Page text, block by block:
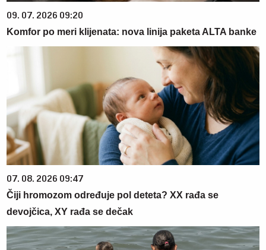
09. 07. 2026 09:20
Komfor po meri klijenata: nova linija paketa ALTA banke
07. 08. 2026 09:47
Čiji hromozom određuje pol deteta? XX rađa se
devojčica, XY rađa se dečak